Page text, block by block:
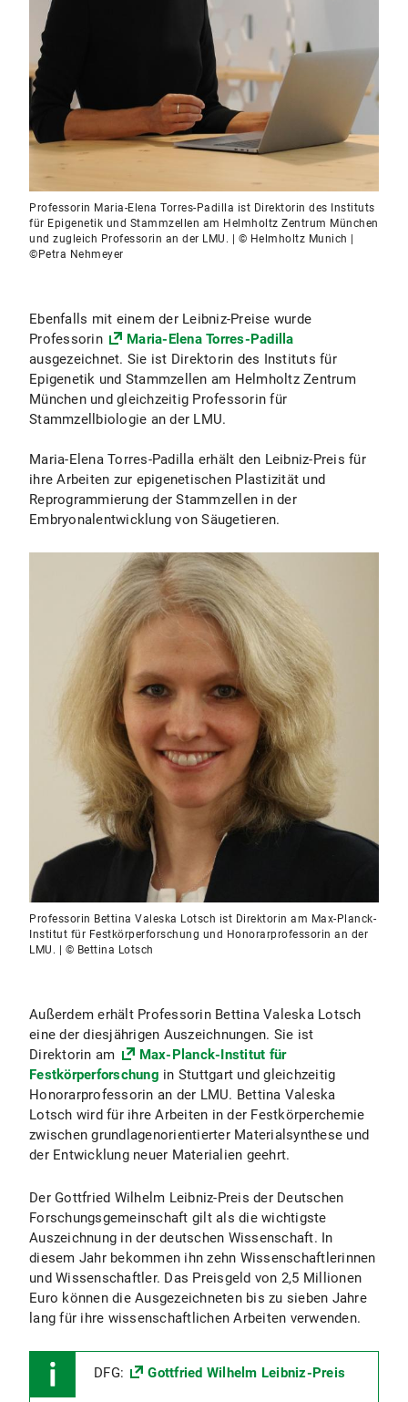
Professorin Maria-Elena Torres-Padilla ist Direktorin des Instituts
für Epigenetik und Stammzellen am Helmholtz Zentrum München
und zugleich Professorin an der LMU. | © Helmholtz Munich |
©Petra Nehmeyer
Ebenfalls mit einem der Leibniz-Preise wurde
Professorin
Maria-Elena Torres-Padilla
ausgezeichnet. Sie ist Direktorin des Instituts für
Epigenetik und Stammzellen am Helmholtz Zentrum
München und gleichzeitig Professorin für
Stammzellbiologie an der LMU.
Maria-Elena Torres-Padilla erhält den Leibniz-Preis für
ihre Arbeiten zur epigenetischen Plastizität und
Reprogrammierung der Stammzellen in der
Embryonalentwicklung von Säugetieren.
Professorin Bettina Valeska Lotsch ist Direktorin am Max-Planck-
Institut für Festkörperforschung und Honorarprofessorin an der
LMU. | © Bettina Lotsch
Außerdem erhält Professorin Bettina Valeska Lotsch
eine der diesjährigen Auszeichnungen. Sie ist
Direktorin am
Max-Planck-Institut für
Festkörperforschung in Stuttgart und gleichzeitig
Honorarprofessorin an der LMU. Bettina Valeska
Lotsch wird für ihre Arbeiten in der Festkörperchemie
zwischen grundlagenorientierter Materialsynthese und
der Entwicklung neuer Materialien geehrt.
Der Gottfried Wilhelm Leibniz-Preis der Deutschen
Forschungsgemeinschaft gilt als die wichtigste
Auszeichnung in der deutschen Wissenschaft. In
diesem Jahr bekommen ihn zehn Wissenschaftlerinnen
und Wissenschaftler. Das Preisgeld von 2,5 Millionen
Euro können die Ausgezeichneten bis zu sieben Jahre
lang für ihre wissenschaftlichen Arbeiten verwenden.
DFG: Gottfried Wilhelm Leibniz-Preis